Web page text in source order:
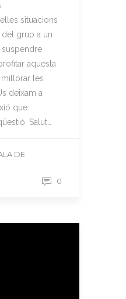
situacions
del grup a un
suspendre
aquesta
les
deixam a
que
Salut…
DE
0